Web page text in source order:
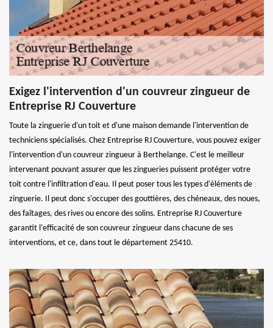
Exigez l'intervention d'un couvreur zingueur de
Entreprise RJ Couverture
Toute la zinguerie d'un toit et d'une maison demande l'intervention de
techniciens spécialisés. Chez Entreprise RJ Couverture, vous pouvez exiger
l'intervention d'un couvreur zingueur à Berthelange. C'est le meilleur
intervenant pouvant assurer que les zingueries puissent protéger votre
toit contre l'infiltration d'eau. Il peut poser tous les types d'éléments de
zinguerie. Il peut donc s'occuper des gouttières, des chéneaux, des noues,
des faîtages, des rives ou encore des solins. Entreprise RJ Couverture
garantit l'efficacité de son couvreur zingueur dans chacune de ses
interventions, et ce, dans tout le département 25410.